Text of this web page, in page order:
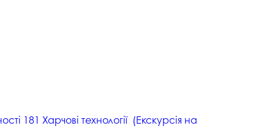
181 Харчові технології (Екскурсія на